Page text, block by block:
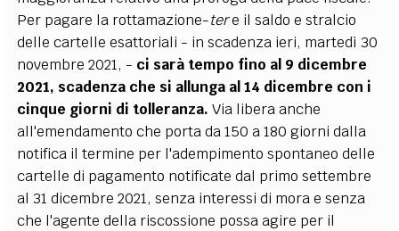
Per pagare la rottamazione-tere il saldo e stralcio
delle cartelle esattoriali - in scadenza ieri, martedì 30
novembre 2021, - ci sarà tempo fino al 9 dicembre
2021, scadenza che si allunga al 14 dicembre con i
cinque giorni di tolleranza. Via libera anche
all'emendamento che porta da 150 a 180 giorni dalla
notifica il termine per l'adempimento spontaneo delle
cartelle di pagamento notificate dal primo settembre
al 31 dicembre 2021, senza interessi di mora e senza
che l'agente della riscossione possa agire per il